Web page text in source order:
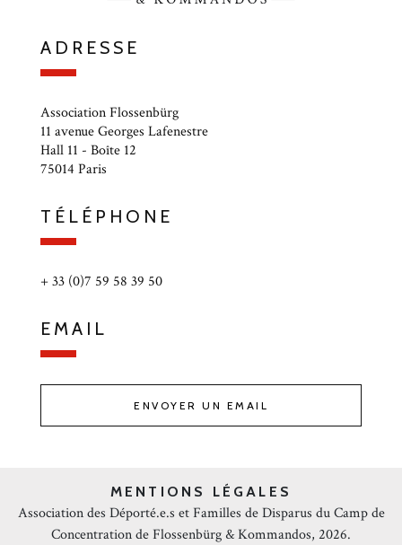
ADRESSE
Association Flossenbürg
11 avenue Georges Lafenestre
Hall 11 - Boîte 12
75014 Paris
TÉLÉPHONE
+ 33 (0)7 59 58 39 50
EMAIL
ENVOYER UN EMAIL
MENTIONS LÉGALES
Association des Déporté.e.s et Familles de Disparus du Camp de
Concentration de Flossenbürg & Kommandos, 2026.